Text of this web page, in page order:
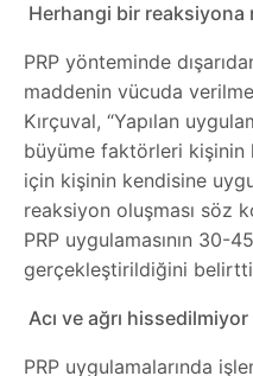
Herhangi bir reaksiyona
PRP yönteminde
maddenin vücuda
Kırçuval, “Yapılan
büyüme faktörleri kişinin
için kişinin kendisine
reaksiyon oluşması söz
PRP uygulamasının 30-
gerçekleştirildiğini
Acı ve ağrı hissedilmiyor
PRP uygulamalarında